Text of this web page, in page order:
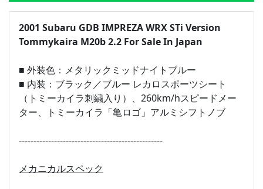
2.14L
定員： 5名
全長×全幅×全高： 4420×1730×1410[mm]
2001 Subaru GDB IMPREZA WRX STi Version
Tommykaira M20b 2.2 For Sale In Japan
■ 外装色：メタリックミッドナイトブルー
■ 内装：ブラック／ブルー レカロスポーツシート
（トミーカイラ刺繍入り）、260km/hスピードメー
ター、トミーカイラ「亀ロゴ」アルミシフトノブ
-------------------------------------------------
メカニカルスペック